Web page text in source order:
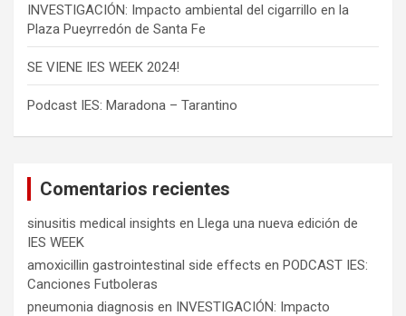
INVESTIGACIÓN: Impacto ambiental del cigarrillo en la
Plaza Pueyrredón de Santa Fe
SE VIENE IES WEEK 2024!
Podcast IES: Maradona – Tarantino
Comentarios recientes
sinusitis medical insights en Llega una nueva edición de
IES WEEK
amoxicillin gastrointestinal side effects en PODCAST IES:
Canciones Futboleras
pneumonia diagnosis en INVESTIGACIÓN: Impacto